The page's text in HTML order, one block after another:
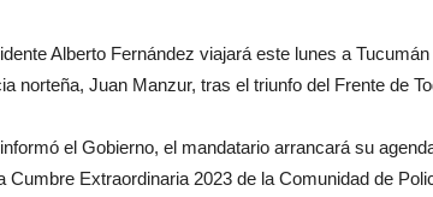
Alberto Fernández viajará este lunes a
norteña, Juan Manzur, tras el triunfo del Frente de
el Gobierno, el mandatario arrancará su
Cumbre Extraordinaria 2023 de la Comunidad de